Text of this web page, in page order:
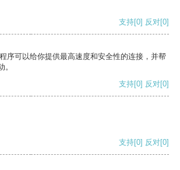
支持[0] 反对[0]
序可以给你提供最高速度和安全性的连接，并帮
支持[0] 反对[0]
支持[0] 反对[0]